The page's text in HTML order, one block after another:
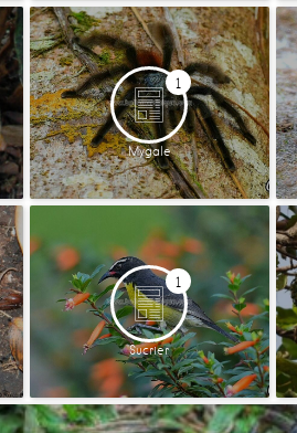
1
Mygale
1
Sucrier